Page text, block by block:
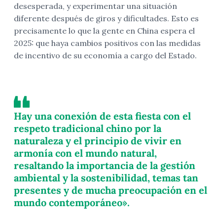
desesperada, y experimentar una situación
diferente después de giros y dificultades. Esto es
precisamente lo que la gente en China espera el
2025: que haya cambios positivos con las medidas
de incentivo de su economía a cargo del Estado.
Hay una conexión de esta fiesta con el
respeto tradicional chino por la
naturaleza y el principio de vivir en
armonía con el mundo natural,
resaltando la importancia de la gestión
ambiental y la sostenibilidad, temas tan
presentes y de mucha preocupación en el
mundo contemporáneo».